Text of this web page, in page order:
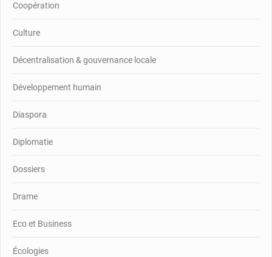
Coopération
Culture
Décentralisation & gouvernance locale
Développement humain
Diaspora
Diplomatie
Dossiers
Drame
Eco et Business
Écologies